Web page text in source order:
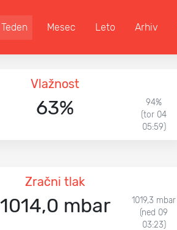
Teden Mesec Leto Arhiv
Vlažnost
63%
94%
(tor 04
05:59)
Zračni tlak
1014,0 mbar
1019,3 mbar
(ned 09
03:23)